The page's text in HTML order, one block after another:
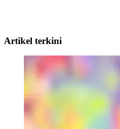
Artikel terkini